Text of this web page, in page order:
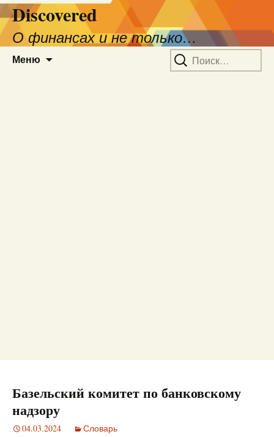
Discovered
О финансах и не только…
Меню Найти:
Базельский комитет по банковскому
надзору
04.03.2024 Словарь